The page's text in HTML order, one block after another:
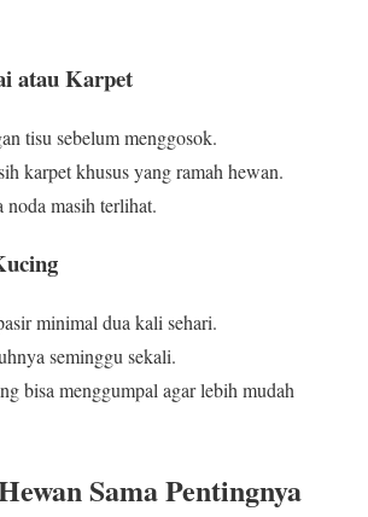
atau Karpet
tisu sebelum menggosok.
karpet khusus yang ramah hewan.
masih terlihat.
minimal dua kali sehari.
seminggu sekali.
bisa menggumpal agar lebih mudah
Sama Pentingnya